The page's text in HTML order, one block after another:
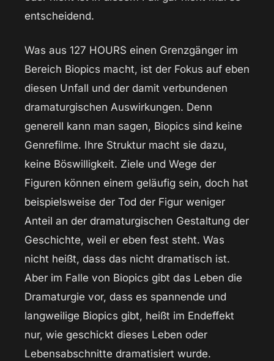
entscheidend.
Was aus 127 HOURS einen Grenzgänger im
Bereich Biopics macht, ist der Fokus auf eben
diesen Unfall und der damit verbundenen
dramaturgischen Auswirkungen. Denn
generell kann man sagen, Biopics sind keine
Genrefilme. Ihre Struktur macht sie dazu,
keine Böswilligkeit. Ziele und Wege der
Figuren können einem geläufig sein, doch hat
beispielsweise der Tod der Figur weniger
Anteil an der dramaturgischen Gestaltung der
Geschichte, weil er eben fest steht. Was
nicht heißt, dass das nicht dramatisch ist.
Aber im Falle von Biopics gibt das Leben die
Dramaturgie vor, dass es spannende und
langweilige Biopics gibt, heißt im Endeffekt
nur, wie geschickt dieses Leben oder
Lebensabschnitte dramatisiert wurde.